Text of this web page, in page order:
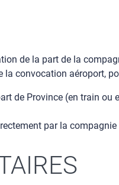
de la part de la
convocation aéroport,
de Province (en train
par la